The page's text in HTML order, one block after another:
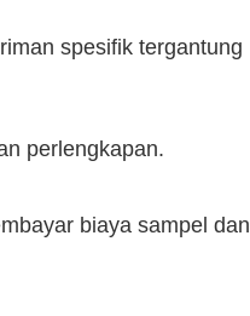
spesifik tergantung
perlengkapan.
biaya sampel dan